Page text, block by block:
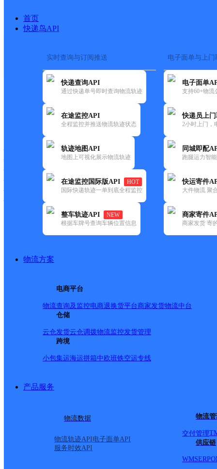
首页
快递鸟API
实时查询与订阅推送
快递查询API
通过快递单号即时查询物流轨迹
在途监控API
全程监控并推送物流轨迹状态
轨迹地图API
地图上可视化展示物流轨迹
在途监控国际版API
HOT
国际快递轨迹一单到底全程监控
整车轨迹API
NEW
根据车牌号查询车辆位置信息
电子面单与上门
电子面单
支持60+物流
快递员上
2小时上门，
同城即配
跑腿运力智
快运寄件
大件物流 聚
商家寄件
商家发货 寄
物流方案
电商平台
物流查询及监控电商退换货平台商家发货物流中台
仓储
云仓发货云仓调拨物流监控发货管理
跨境
小包集运海运拼箱中欧班铁空运专线
产品服务
物流数据
物流轨迹API电子面单API
服务时效API
物流
交付管理
供应链
WMSERP
快递大全> 快递网
快运大全 快递时效
网点筛选
中通快递(3)
鄂城区(1)
极兔速递,鄂州市,快递网
路才华工业园内
派送范围:详情